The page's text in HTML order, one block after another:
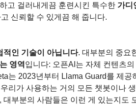
고 걸러내게끔 훈련시킨 특수한 가디
신뢰할 수 있게끔 해 줍니다.
적인 기술이 아닙니다. 대부분의 중요
영역 입니다: 오픈AI는 자체 컨텐츠
는 2023년부터 Llama Guard를 제공
리가 사용하는 거의 모든 챗봇이나
대부분의 사람들은 이런 게 있는지도